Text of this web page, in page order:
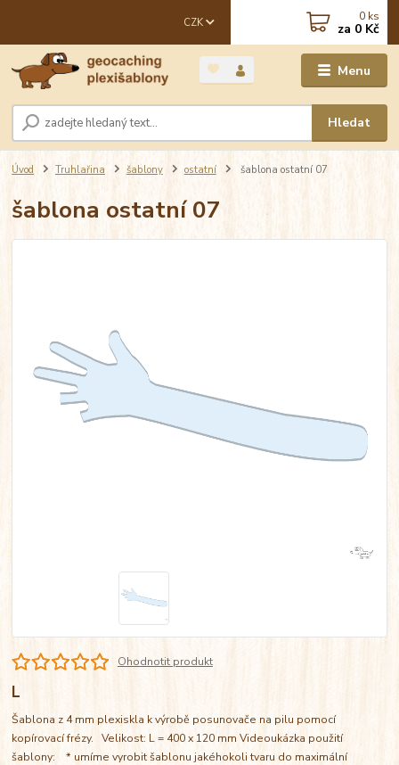
Menu
CZK
Hledat
0 ks
za 0 Kč
Úvod Truhlařina šablony ostatní šablona ostatní 07
šablona ostatní 07
Ohodnotit produkt
L
Šablona z 4 mm plexiskla k výrobě posunovače na pilu pomocí
kopírovací frézy. Velikost: L = 400 x 120 mm Videoukázka použití
šablony: * umíme vyrobit šablonu jakéhokoli tvaru do maximální